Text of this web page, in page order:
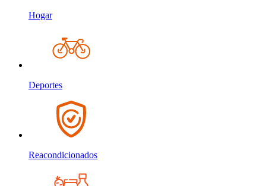
Hogar
Deportes
Reacondicionados